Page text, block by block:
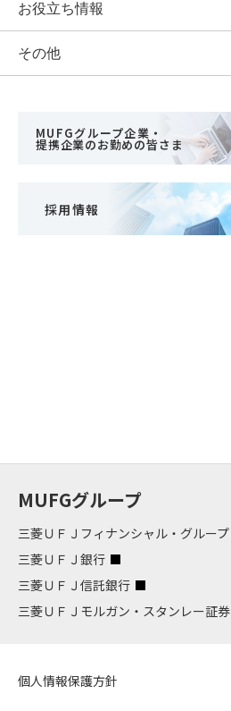
お役立ち情報
その他
MUFGグループ企業・
提携企業のお勤めの皆さま
採用情報
MUFGグループ
三菱ＵＦＪフィナンシャル・グループ
三菱ＵＦＪ銀行
三菱ＵＦＪ信託銀行
三菱ＵＦＪモルガン・スタンレー証券
個人情報保護方針